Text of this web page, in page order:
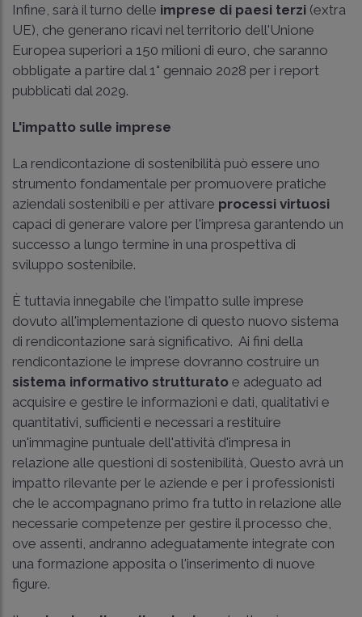
Infine, sarà il turno delle imprese di paesi terzi (extra
UE), che generano ricavi nel territorio dell'Unione
Europea superiori a 150 milioni di euro, che saranno
obbligate a partire dal 1° gennaio 2028 per i report
pubblicati dal 2029.
L'impatto sulle imprese
La rendicontazione di sostenibilità può essere uno
strumento fondamentale per promuovere pratiche
aziendali sostenibili e per attivare processi virtuosi
capaci di generare valore per l'impresa garantendo un
successo a lungo termine in una prospettiva di
sviluppo sostenibile.
È tuttavia innegabile che l'impatto sulle imprese
dovuto all'implementazione di questo nuovo sistema
di rendicontazione sarà significativo. Ai fini della
rendicontazione le imprese dovranno costruire un
sistema informativo strutturato e adeguato ad
acquisire e gestire le informazioni e dati, qualitativi e
quantitativi, sufficienti e necessari a restituire
un'immagine puntuale dell'attività d'impresa in
relazione alle questioni di sostenibilità, Questo avrà un
impatto rilevante per le aziende e per i professionisti
che le accompagnano primo fra tutto in relazione alle
necessarie competenze per gestire il processo che,
ove assenti, andranno adeguatamente integrate con
una formazione apposita o l'inserimento di nuove
figure.